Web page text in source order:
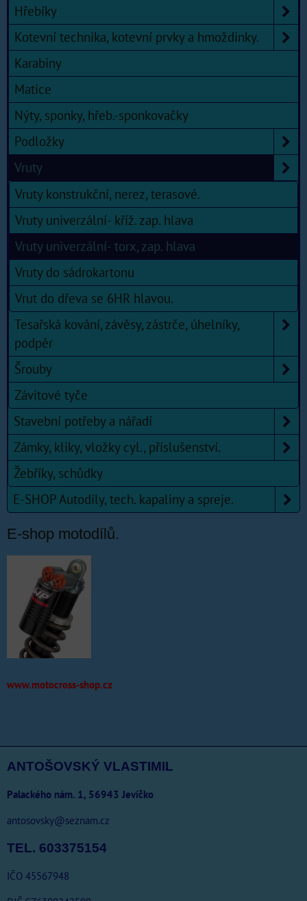
Hřebíky
Kotevní technika, kotevní prvky a hmoždinky.
Karabiny
Matice
Nýty, sponky, hřeb.-sponkovačky
Podložky
Vruty
Vruty konstrukční, nerez, terasové.
Vruty univerzální- kříž. zap. hlava
Vruty univerzální- torx, zap. hlava
Vruty do sádrokartonu
Vrut do dřeva se 6HR hlavou.
Tesařská kování, závěsy, zástrče, úhelníky,
podpěr
Šrouby
Závitové tyče
Stavební potřeby a nářadí
Zámky, kliky, vložky cyl., příslušenství.
Žebříky, schůdky
E-SHOP Autodíly, tech. kapaliny a spreje.
E-shop motodílů.
www.motocross-shop.cz
ANTOŠOVSKÝ VLASTIMIL
Palackého nám. 1, 56943 Jevíčko
antosovsky@seznam.cz
TEL. 603375154
IČO 45567948